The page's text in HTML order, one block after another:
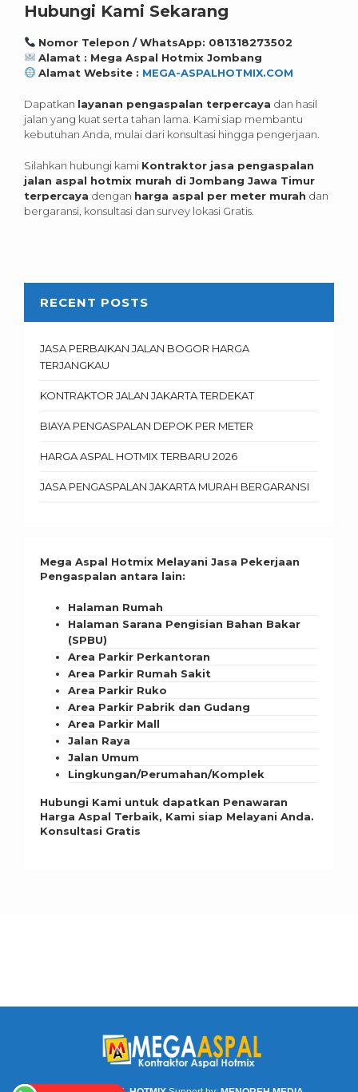
Hubungi Kami Sekarang
Nomor Telepon / WhatsApp: 081318273502
Alamat : Mega Aspal Hotmix Jombang
Alamat Website : MEGA-ASPALHOTMIX.COM
Dapatkan layanan pengaspalan terpercaya dan hasil
jalan yang kuat serta tahan lama. Kami siap membantu
kebutuhan Anda, mulai dari konsultasi hingga pengerjaan.
Silahkan hubungi kami Kontraktor jasa pengaspalan
jalan aspal hotmix murah di Jombang Jawa Timur
terpercaya dengan harga aspal per meter murah dan
bergaransi, konsultasi dan survey lokasi Gratis.
RECENT POSTS
JASA PERBAIKAN JALAN BOGOR HARGA
TERJANGKAU
KONTRAKTOR JALAN JAKARTA TERDEKAT
BIAYA PENGASPALAN DEPOK PER METER
HARGA ASPAL HOTMIX TERBARU 2026
JASA PENGASPALAN JAKARTA MURAH BERGARANSI
Mega Aspal Hotmix Melayani Jasa Pekerjaan
Pengaspalan antara lain:
Halaman Rumah
Halaman Sarana Pengisian Bahan Bakar
(SPBU)
Area Parkir Perkantoran
Area Parkir Rumah Sakit
Area Parkir Ruko
Area Parkir Pabrik dan Gudang
Area Parkir Mall
Jalan Raya
Jalan Umum
Lingkungan/Perumahan/Komplek
Hubungi Kami untuk dapatkan Penawaran
Harga Aspal Terbaik, Kami siap Melayani Anda.
Konsultasi Gratis